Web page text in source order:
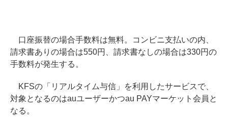
口座振替の場合手数料は無料。コンビニ支払いの内、
請求書ありの場合は550円、請求書なしの場合は330円の
手数料が発生する。
KFSの「リアルタイム与信」を利用したサービスで、
対象となるのはauユーザーかつau PAYマーケット会員と
なる。